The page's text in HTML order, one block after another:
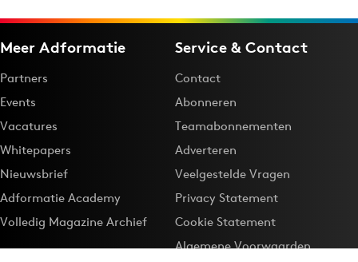
Meer Adformatie
Partners
Events
Vacatures
Whitepapers
Nieuwsbrief
Adformatie Academy
Volledig Magazine Archief
Service & Contact
Contact
Abonneren
Teamabonnementen
Adverteren
Veelgestelde Vragen
Privacy Statement
Cookie Statement
Algemene Voorwaarden